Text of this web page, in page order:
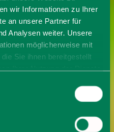
wir Informationen zu Ihrer
an unsere Partner für
Analysen weiter. Unsere
möglicherweise mit
Sie ihnen bereitgestellt
weiterhin nutzen.